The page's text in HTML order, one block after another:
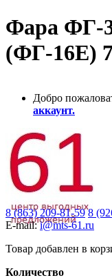
Фара ФГ-
(ФГ-16Е)
Добро
аккаунт.
8 (863) 209-81-59 8
E-mail:i@mts-61.ru
Товар добавлен в
Количество